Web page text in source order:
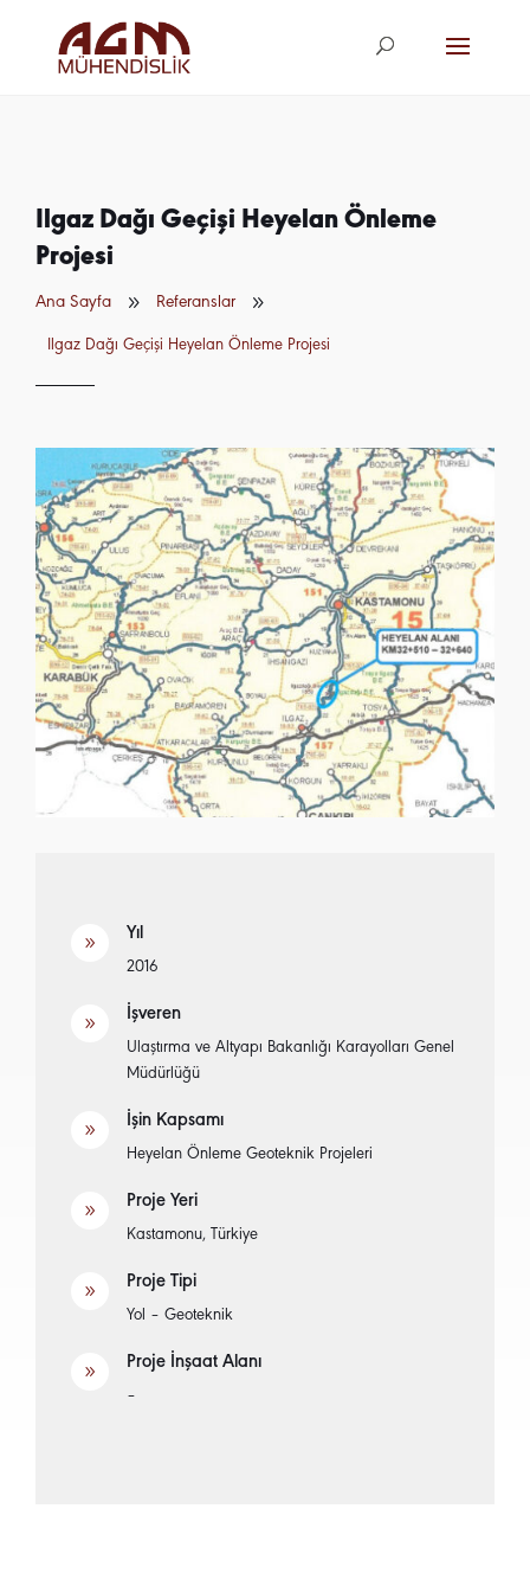
agm@agm.com.
tr
Ilgaz Dağı Geçişi Heyelan Önleme
Projesi
Ana Sayfa 9 Referanslar 9
Ilgaz Dağı Geçişi Heyelan Önleme Projesi
9 Yıl
2016
9 İşveren
Ulaştırma ve Altyapı Bakanlığı Karayolları Genel
Müdürlüğü
9 İşin Kapsamı
Heyelan Önleme Geoteknik Projeleri
9 Proje Yeri
Kastamonu, Türkiye
9 Proje Tipi
Yol – Geoteknik
9 Proje İnşaat Alanı
–